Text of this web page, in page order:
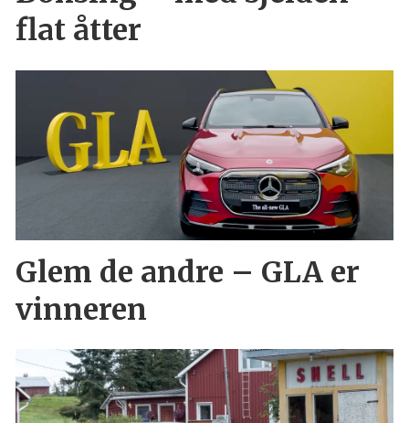
flat åtter
Glem de andre – GLA er
vinneren